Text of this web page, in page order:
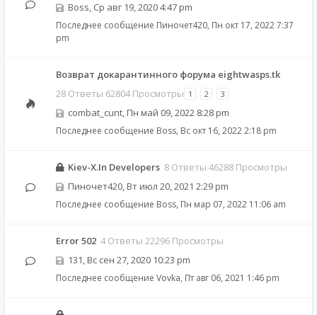
Boss, Ср авг 19, 2020 4:47 pm
Последнее сообщение Пиночет420, Пн окт 17, 2022 7:37
pm
Возврат докарантинного форума eightwasps.tk
28 Ответы 62804 Просмотры 1 2 3
combat_cunt, Пн май 09, 2022 8:28 pm
Последнее сообщение Boss, Вс окт 16, 2022 2:18 pm
Kiev-X.In Developers 8 Ответы 46288 Просмотры
Пиночет420, Вт июл 20, 2021 2:29 pm
Последнее сообщение Boss, Пн мар 07, 2022 11:06 am
Error 502 4 Ответы 22296 Просмотры
131, Вс сен 27, 2020 10:23 pm
Последнее сообщение Vovka, Пт авг 06, 2021 1:46 pm